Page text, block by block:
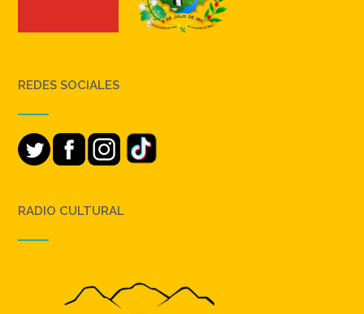
REDES SOCIALES
RADIO CULTURAL